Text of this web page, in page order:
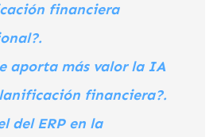
financiera
aporta más valor la IA
financiera?.
del ERP en la